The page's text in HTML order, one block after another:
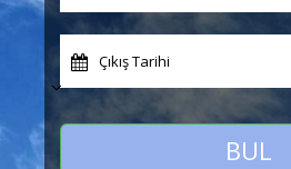
Çıkış Tarihi
BUL